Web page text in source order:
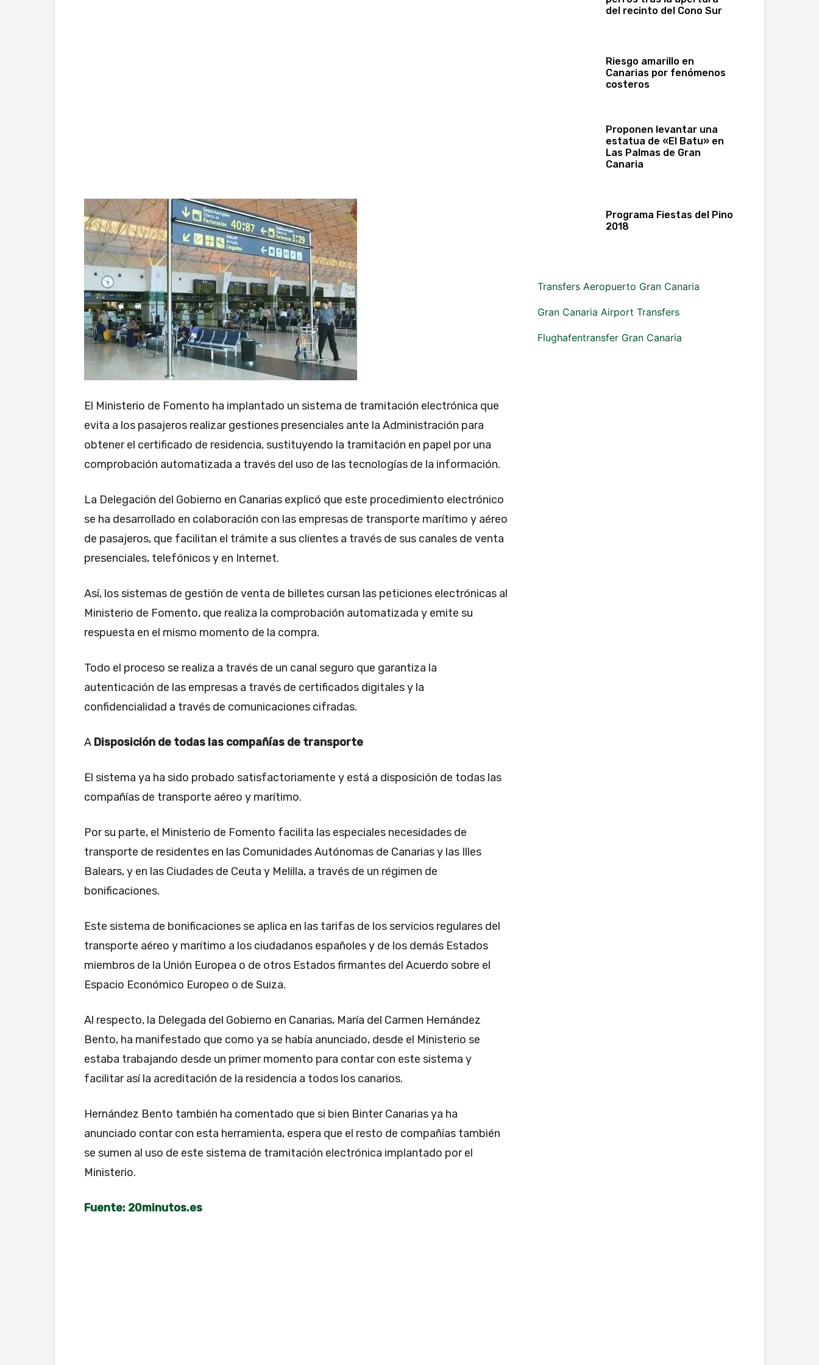
El Ministerio de Fomento ha implantado un sistema de tramitación electrónica que
evita a los pasajeros realizar gestiones presenciales ante la Administración para
obtener el certificado de residencia, sustituyendo la tramitación en papel por una
comprobación automatizada a través del uso de las tecnologías de la información.
La Delegación del Gobierno en Canarias explicó que este procedimiento electrónico
se ha desarrollado en colaboración con las empresas de transporte marítimo y aéreo
de pasajeros, que facilitan el trámite a sus clientes a través de sus canales de venta
presenciales, telefónicos y en Internet.
Así, los sistemas de gestión de venta de billetes cursan las peticiones electrónicas al
Ministerio de Fomento, que realiza la comprobación automatizada y emite su
respuesta en el mismo momento de la compra.
Todo el proceso se realiza a través de un canal seguro que garantiza la
autenticación de las empresas a través de certificados digitales y la
confidencialidad a través de comunicaciones cifradas.
A Disposición de todas las compañías de transporte
El sistema ya ha sido probado satisfactoriamente y está a disposición de todas las
compañías de transporte aéreo y marítimo.
Por su parte, el Ministerio de Fomento facilita las especiales necesidades de
transporte de residentes en las Comunidades Autónomas de Canarias y las Illes
Balears, y en las Ciudades de Ceuta y Melilla, a través de un régimen de
bonificaciones.
Este sistema de bonificaciones se aplica en las tarifas de los servicios regulares del
transporte aéreo y marítimo a los ciudadanos españoles y de los demás Estados
miembros de la Unión Europea o de otros Estados firmantes del Acuerdo sobre el
Espacio Económico Europeo o de Suiza.
Al respecto, la Delegada del Gobierno en Canarias, María del Carmen Hernández
Bento, ha manifestado que como ya se había anunciado, desde el Ministerio se
estaba trabajando desde un primer momento para contar con este sistema y
facilitar así la acreditación de la residencia a todos los canarios.
Hernández Bento también ha comentado que si bien Binter Canarias ya ha
anunciado contar con esta herramienta, espera que el resto de compañías también
se sumen al uso de este sistema de tramitación electrónica implantado por el
Ministerio.
Fuente: 20minutos.es
del recinto del Cono Sur
Riesgo amarillo en
Canarias por fenómenos
costeros
Proponen levantar una
estatua de «El Batu» en
Las Palmas de Gran
Canaria
Programa Fiestas del Pino
2018
Transfers Aeropuerto Gran Canaria
Gran Canaria Airport Transfers
Flughafentransfer Gran Canaria